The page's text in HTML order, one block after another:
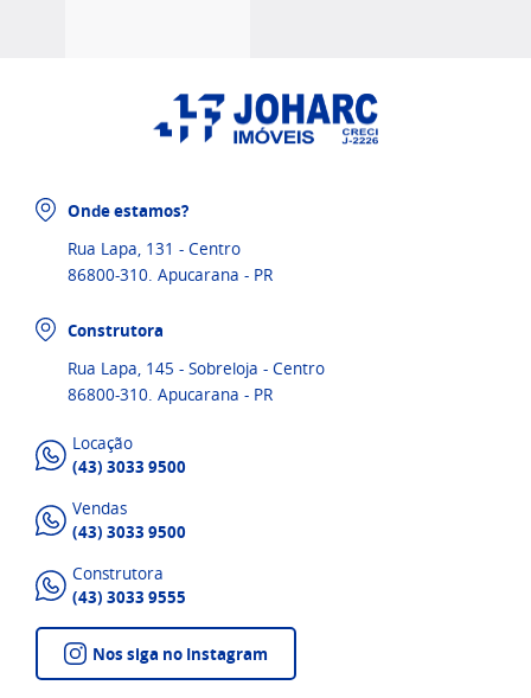
Onde estamos?
Rua Lapa, 131 - Centro
86800-310. Apucarana - PR
Construtora
Rua Lapa, 145 - Sobreloja - Centro
86800-310. Apucarana - PR
Locação
(43) 3033 9500
Vendas
(43) 3033 9500
Construtora
(43) 3033 9555
Nos siga no Instagram